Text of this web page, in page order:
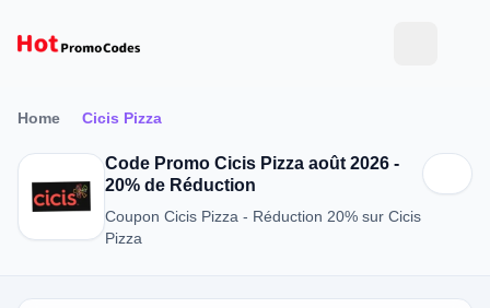
Home Cicis Pizza
Code Promo Cicis Pizza août 2026 -
20% de Réduction
Coupon Cicis Pizza - Réduction 20% sur Cicis
Pizza